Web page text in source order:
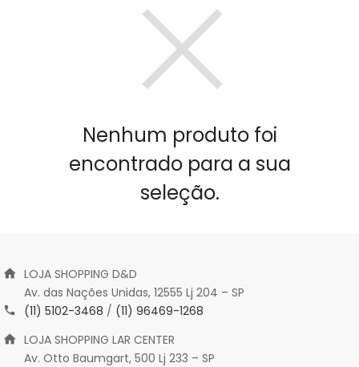
Nenhum produto foi
encontrado para a sua
seleção.
LOJA SHOPPING D&D
Av. das Nações Unidas, 12555 Lj 204 – SP
(11) 5102-3468 / (11) 96469-1268
LOJA SHOPPING LAR CENTER
Av. Otto Baumgart, 500 Lj 233 – SP